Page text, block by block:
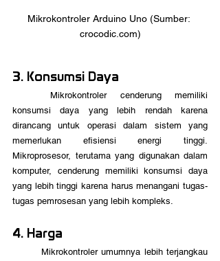
Mikrokontroler Arduino Uno (Sumber:
crocodic.com)
3. Konsumsi Daya
konsumsi daya yang lebih rendah karena
dirancang untuk operasi dalam sistem yang
memerlukan efisiensi energi tinggi.
Mikroprosesor, terutama yang digunakan dalam
komputer, cenderung memiliki konsumsi daya
yang lebih tinggi karena harus menangani tugas-
tugas pemrosesan yang lebih kompleks.
4. Harga